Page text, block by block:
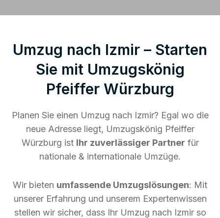
Umzug nach Izmir – Starten
Sie mit Umzugskönig
Pfeiffer Würzburg
Planen Sie einen Umzug nach Izmir? Egal wo die
neue Adresse liegt, Umzugskönig Pfeiffer
Würzburg ist Ihr zuverlässiger Partner für
nationale & internationale Umzüge.
Wir bieten umfassende Umzugslösungen: Mit
unserer Erfahrung und unserem Expertenwissen
stellen wir sicher, dass Ihr Umzug nach Izmir so